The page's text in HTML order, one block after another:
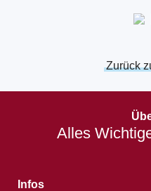
Zurück
Alles
Infos